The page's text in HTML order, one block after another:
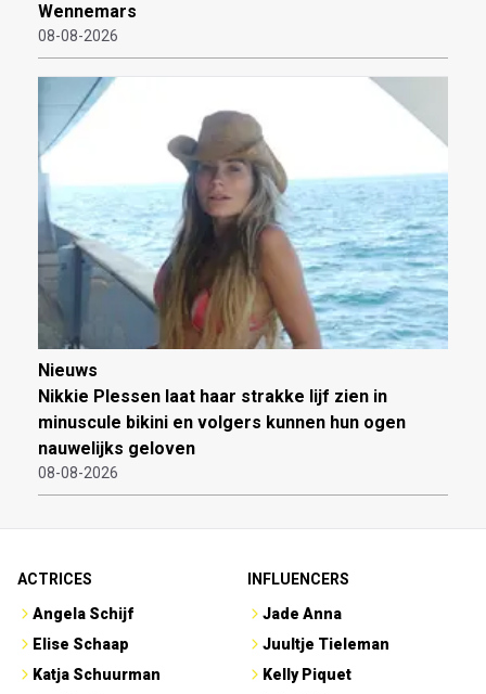
Wennemars
08-08-2026
Nieuws
Nikkie Plessen laat haar strakke lijf zien in
minuscule bikini en volgers kunnen hun ogen
nauwelijks geloven
08-08-2026
ACTRICES
Angela Schijf
Elise Schaap
Katja Schuurman
INFLUENCERS
Jade Anna
Juultje Tieleman
Kelly Piquet